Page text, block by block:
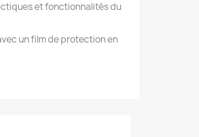
et fonctionnalités du
un film de protection en